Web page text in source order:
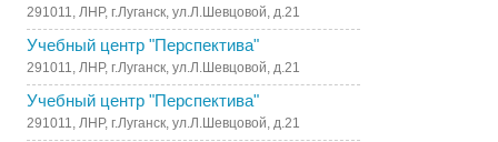
291011, ЛНР, г.Луганск, ул.Л.Шевцовой, д.21
Учебный центр "Перспектива"
291011, ЛНР, г.Луганск, ул.Л.Шевцовой, д.21
Учебный центр "Перспектива"
291011, ЛНР, г.Луганск, ул.Л.Шевцовой, д.21